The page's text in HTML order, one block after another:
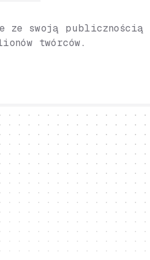
ze swoją publicznością
twórców.